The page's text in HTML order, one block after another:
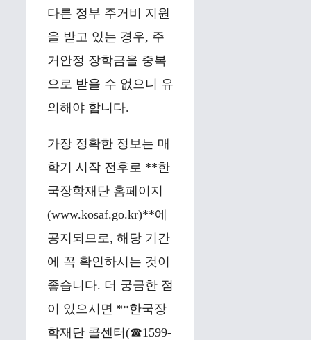
다른 정부 주거비 지원
을 받고 있는 경우, 주
거안정 장학금을 중복
으로 받을 수 없으니 유
의해야 합니다.
가장 정확한 정보는 매
학기 시작 전후로 **한
국장학재단 홈페이지
(www.kosaf.go.kr)**에
공지되므로, 해당 기간
에 꼭 확인하시는 것이
좋습니다. 더 궁금한 점
이 있으시면 **한국장
학재단 콜센터(☎1599-